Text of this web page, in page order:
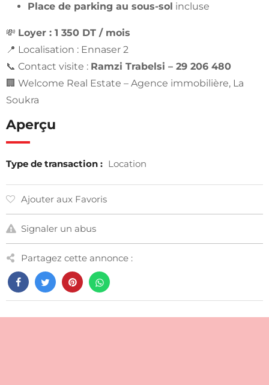
Place de parking au sous-sol incluse
💸 Loyer : 1 350 DT / mois
📍 Localisation : Ennaser 2
📞 Contact visite : Ramzi Trabelsi – 29 206 480
🏢 Welcome Real Estate – Agence immobilière, La
Soukra
Aperçu
Type de transaction : Location
Ajouter aux Favoris
Signaler un abus
Partagez cette annonce :